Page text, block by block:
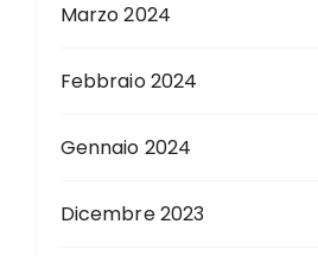
Marzo 2024
Febbraio 2024
Gennaio 2024
Dicembre 2023